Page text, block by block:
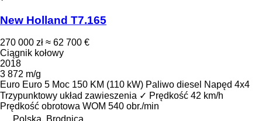
New Holland T7.165
270 000 zł ≈ 62 700 €
Ciągnik kołowy
2018
3 872 m/g
Euro Euro 5 Moc 150 KM (110 kW) Paliwo diesel Napęd 4x4
Trzypunktowy układ zawieszenia ✓ Prędkość 42 km/h
Prędkość obrotowa WOM 540 obr./min